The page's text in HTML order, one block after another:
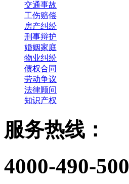
交通事故
工伤赔偿
房产纠纷
刑事辩护
婚姻家庭
物业纠纷
债权合同
劳动争议
法律顾问
知识产权
服务热线：
4000-490-500